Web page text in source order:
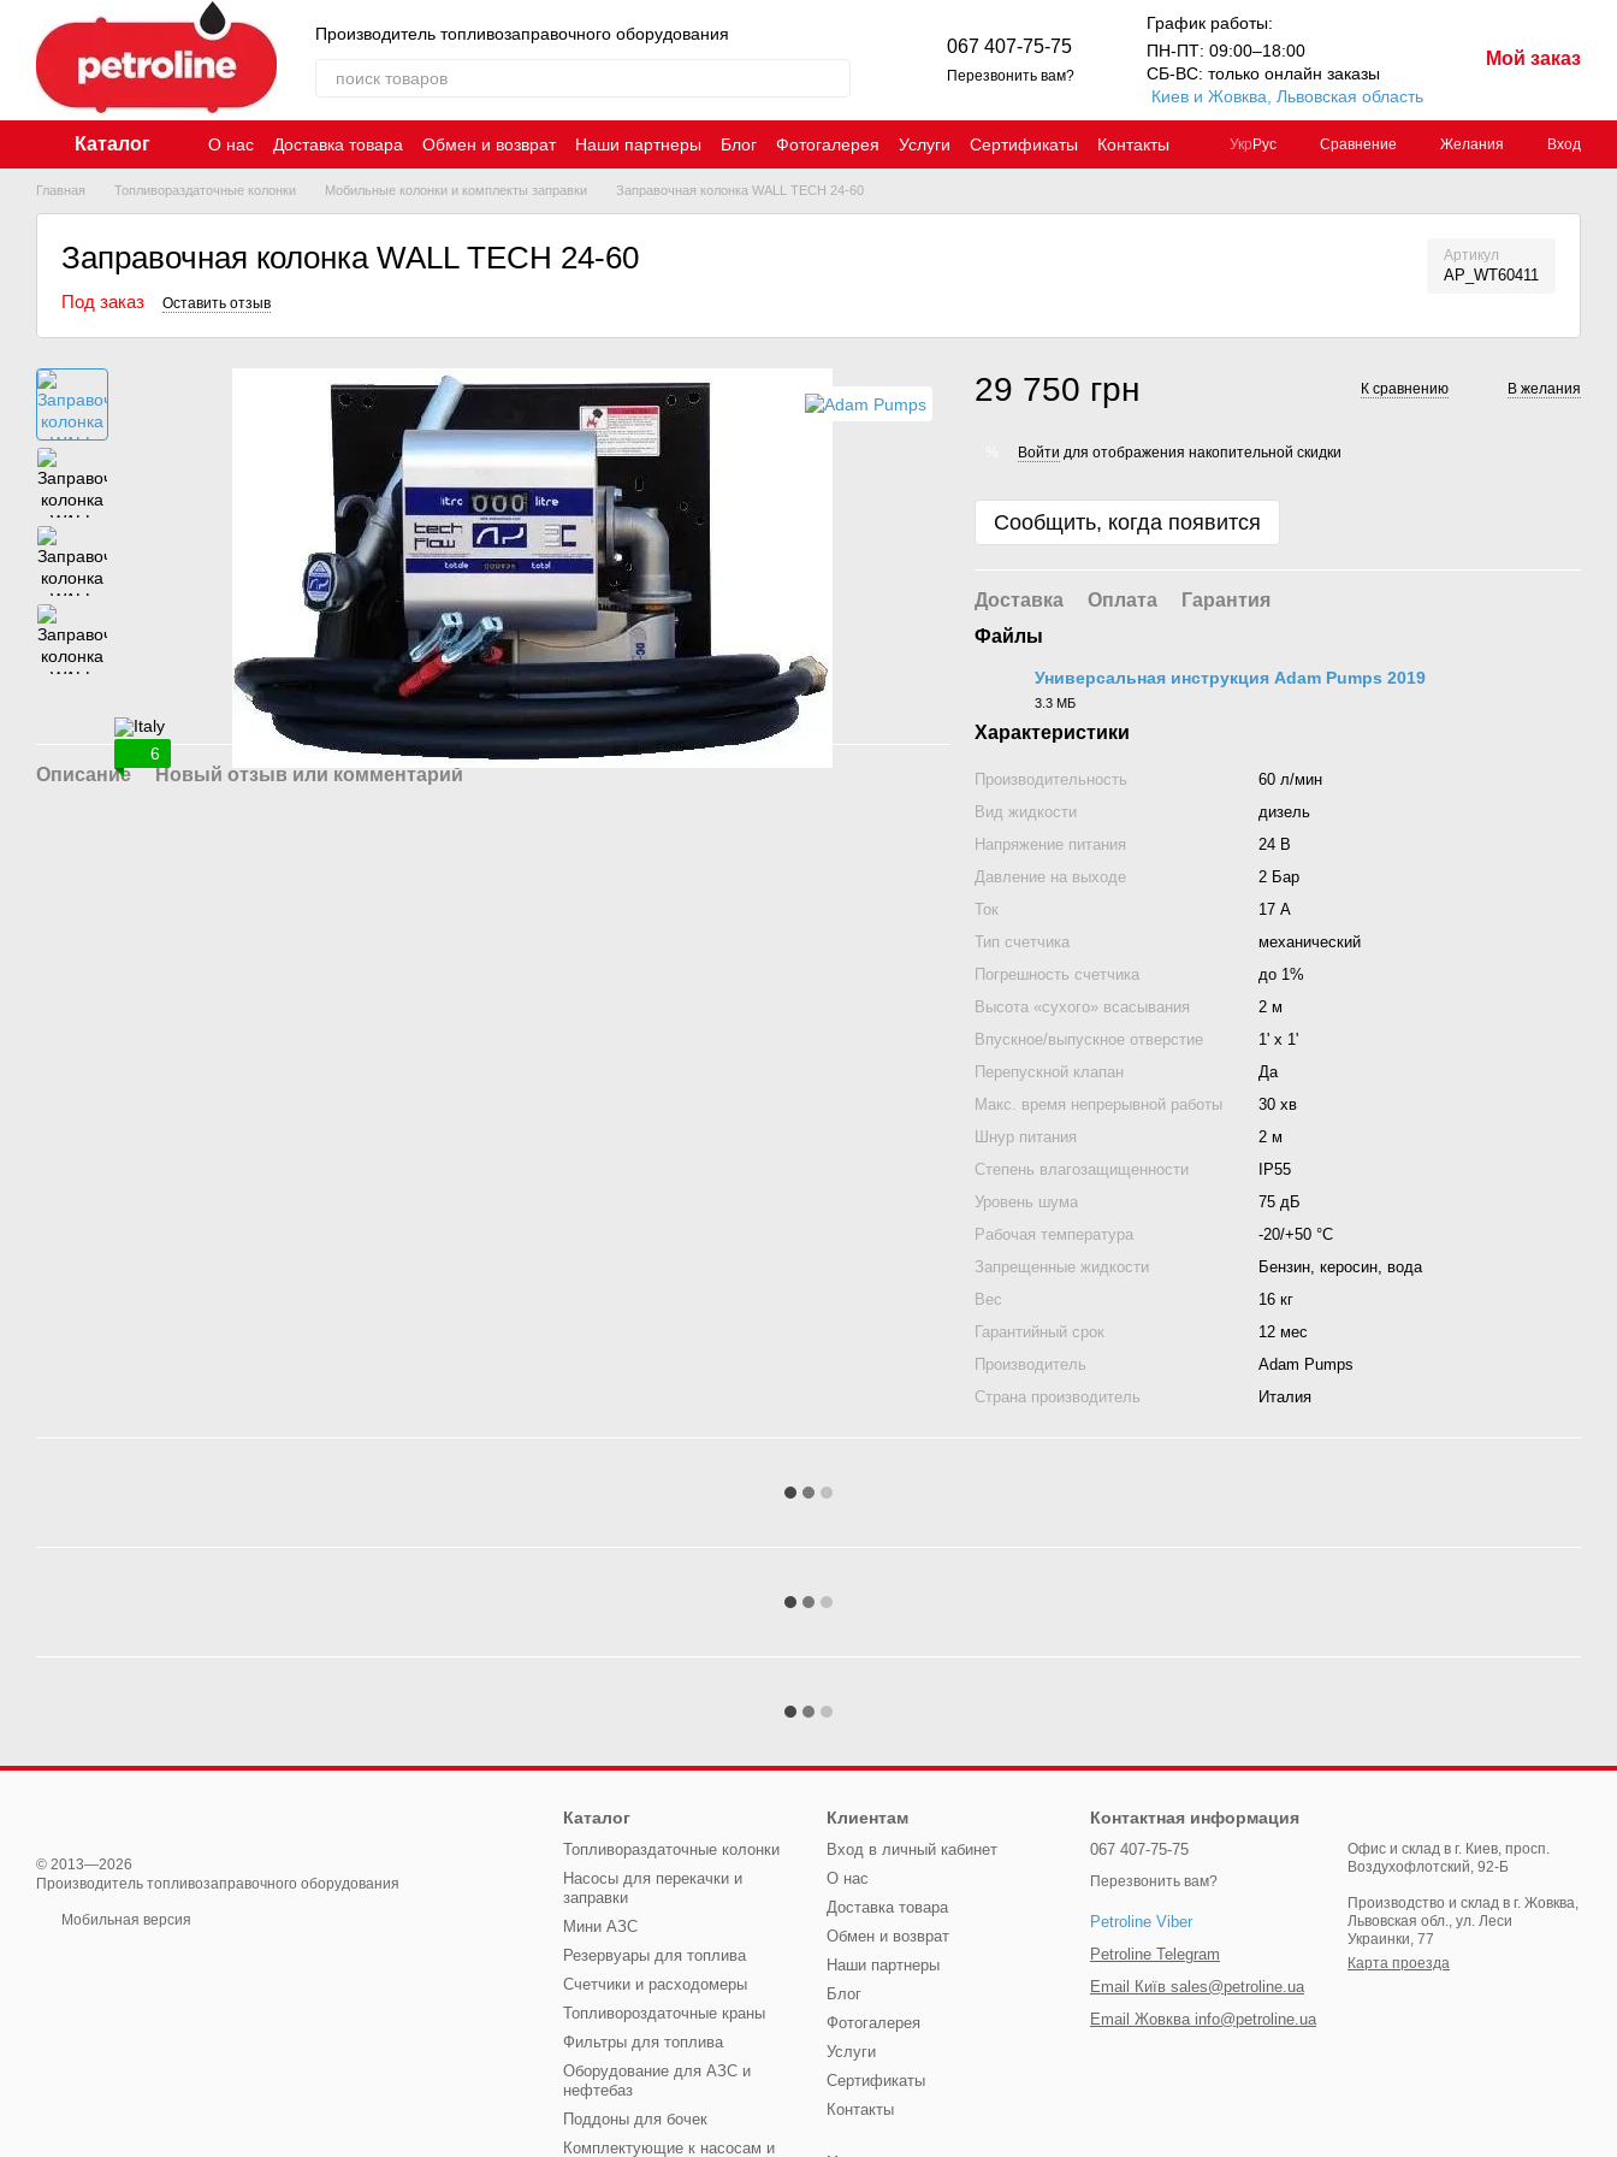
Перейти к основному контенту
Производитель топливозаправочного оборудования
067 407-75-75
Перезвонить вам?
График работы:
ПН-ПТ: 09:00–18:00
СБ-ВС: только онлайн заказы
Киев и Жовква, Львовская область
Мой заказ
Каталог О нас Доставка товара Обмен и возврат Наши партнеры Блог Фотогалерея Услуги Сертификаты Контакты Укр Рус Сравнение Желания Вход
Главная Топливораздаточные колонки Мобильные колонки и комплекты заправки Заправочная колонка WALL TECH 24-60
Заправочная колонка WALL TECH 24-60 Артикул
AP_WT60411
Под заказ Оставить отзыв
6
Описание Новый отзыв или комментарий
29 750 грн К сравнению В желания
Войти для отображения накопительной скидки
Сообщить, когда появится
Доставка Оплата
Гарантия
Файлы
Универсальная инструкция Adam Pumps 2019
3.3 МБ
Характеристики
Производительность
60 л/мин
Вид жидкости
дизель
Напряжение питания
24 В
Давление на выходе
2 Бар
Ток
17 А
Тип счетчика
механический
Погрешность счетчика
до 1%
Высота «сухого» всасывания
2 м
Впускное/выпускное отверстие
1' x 1'
Перепускной клапан
Да
Макс. время непрерывной работы
30 хв
Шнур питания
2 м
Степень влагозащищенности
IP55
Уровень шума
75 дБ
Рабочая температура
-20/+50 °С
Запрещенные жидкости
Бензин, керосин, вода
Вес
16 кг
Гарантийный срок
12 мес
Производитель
Adam Pumps
Страна производитель
Италия
© 2013—2026
Производитель топливозаправочного оборудования
Мобильная версия
Каталог
Топливораздаточные колонки
Насосы для перекачки и
заправки
Мини АЗС
Резервуары для топлива
Счетчики и расходомеры
Топливороздаточные краны
Фильтры для топлива
Оборудование для АЗС и
нефтебаз
Поддоны для бочек
Комплектующие к насосам и
Клиентам
Вход в личный кабинет
О нас
Доставка товара
Обмен и возврат
Наши партнеры
Блог
Фотогалерея
Услуги
Сертификаты
Контакты
Контактная информация
067 407-75-75
Перезвонить вам?
Petroline Viber
Petroline Telegram
Email Київ sales@petroline.ua
Email Жовква info@petroline.ua
Офис и склад в г. Киев, просп.
Воздухофлотский, 92-Б
Производство и склад в г. Жовква,
Львовская обл., ул. Леси
Украинки, 77
Карта проезда